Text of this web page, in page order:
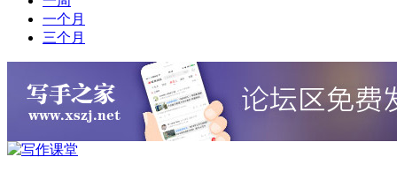
一个月
三个月